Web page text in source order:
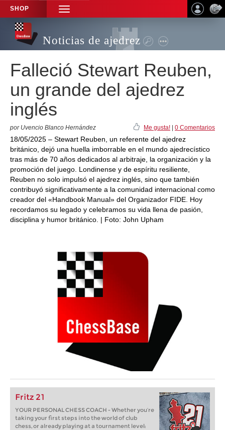
SHOP
TOGGLE
NAVIGATION
Noticias de ajedrez
Falleció Stewart Reuben,
un grande del ajedrez
inglés
por Uvencio Blanco Hernández Me gusta! 0 Comentarios
18/05/2025 – Stewart Reuben, un referente del ajedrez
británico, dejó una huella imborrable en el mundo ajedrecístico
tras más de 70 años dedicados al arbitraje, la organización y la
promoción del juego. Londinense y de espíritu resiliente,
Reuben no solo impulsó el ajedrez inglés, sino que también
contribuyó significativamente a la comunidad internacional como
creador del «Handbook Manual» del Organizador FIDE. Hoy
recordamos su legado y celebramos su vida llena de pasión,
disciplina y humor británico. | Foto: John Upham
Fritz 21
YOUR PERSONAL CHESS COACH - Whether you’re
taking your first steps into the world of club
chess, or already playing at a tournament level: